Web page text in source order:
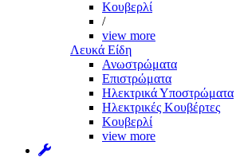
Κουβερλί
/
view more
Λευκά Είδη
Ανωστρώματα
Επιστρώματα
Ηλεκτρικά Υποστρώματα
Ηλεκτρικές Κουβέρτες
Κουβερλί
view more